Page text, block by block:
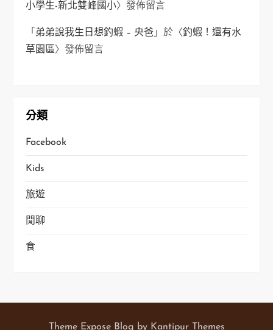
小學生-新北雙峰國小〉發佈留言
「 弟弟說我生日想釣蝦 – 央爸 」於〈釣蝦！還有水
草園區〉發佈留言
分類
Facebook
Kids
旅遊
閒聊
食
Theme Expose Blog by Kantipur Themes